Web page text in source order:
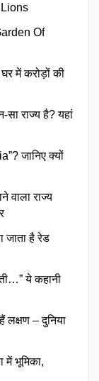
Of
में करोड़ों की
राज्य है? यहां
जानिए क्यों
वाला राज्य
जाता है रेड
ये कहानी
– दुनिया
में भूमिका,